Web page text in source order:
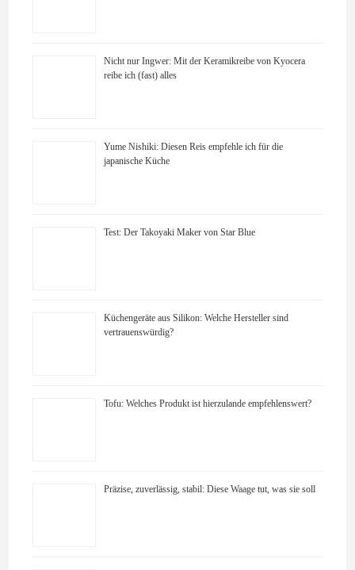
Nicht nur Ingwer: Mit der Keramikreibe von Kyocera
reibe ich (fast) alles
Yume Nishiki: Diesen Reis empfehle ich für die
japanische Küche
Test: Der Takoyaki Maker von Star Blue
Küchengeräte aus Silikon: Welche Hersteller sind
vertrauenswürdig?
Tofu: Welches Produkt ist hierzulande empfehlenswert?
Präzise, zuverlässig, stabil: Diese Waage tut, was sie soll